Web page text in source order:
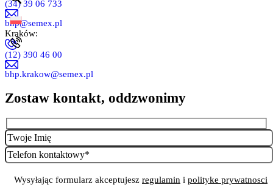
(34) 39 06 733
bhp@semex.pl
Kraków:
(12) 390 46 00
bhp.krakow@semex.pl
Zostaw kontakt, oddzwonimy
Wysyłając formularz akceptujesz regulamin i polityke prywatnosci